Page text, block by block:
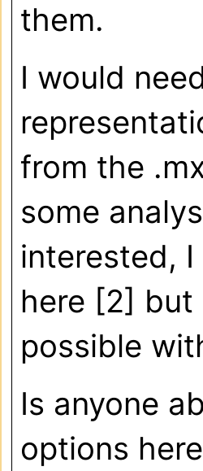
them.
I would
from the
some
interested,
here [2]
possible
Is anyone
options